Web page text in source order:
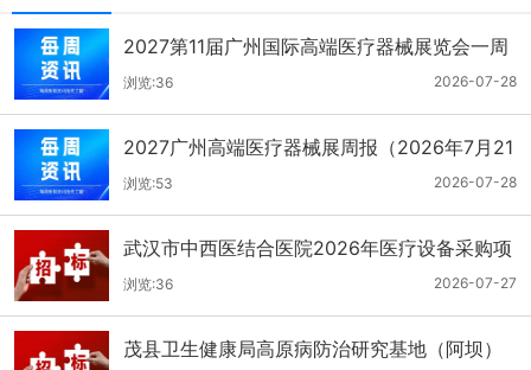
2027第11届广州国际高端医疗器械展览会一周
报（7.22-7.28）
2026-07-28
浏览:36
2027广州高端医疗器械展周报（2026年7月21
-27日）
2026-07-28
浏览:53
武汉市中西医结合医院2026年医疗设备采购项
目三十三公开招标公告
2026-07-27
浏览:36
茂县卫生健康局高原病防治研究基地（阿坝）